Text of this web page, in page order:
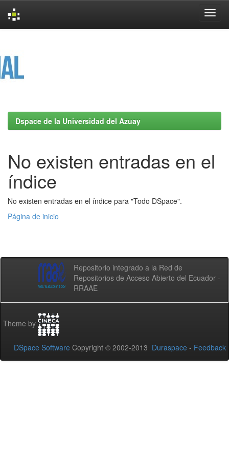
Dspace de la Universidad del Azuay
No existen entradas en el
índice
No existen entradas en el índice para "Todo DSpace".
Página de inicio
Repositorio integrado a la Red de
Repositorios de Acceso Abierto del Ecuador -
RRAAE
Theme by
DSpace Software Copyright © 2002-2013 Duraspace - Feedback